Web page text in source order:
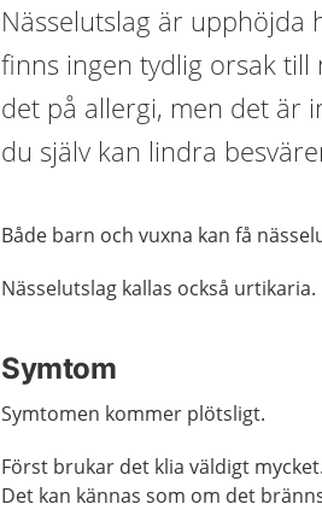
Nässelutslag är upphöjda
finns ingen tydlig orsak till
det på allergi, men det är
du själv kan lindra
Både barn och vuxna kan få
Nässelutslag kallas också urtikaria.
Symtom
Symtomen kommer plötsligt.
Först brukar det klia väldigt mycket.
Det kan kännas som om det